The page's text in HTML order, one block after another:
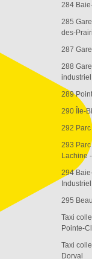
284
285
des-
287
288
industriel
289
290 Île-
292
293 Parc
Lachine
294
Industriel
295
Taxi
Pointe-
Taxi
Dorval